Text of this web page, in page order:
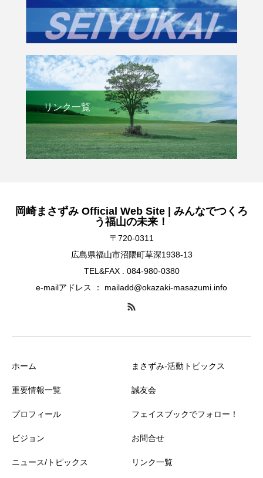
リンク一覧
岡崎まさずみ Official Web Site | みんなでつくろ
う福山の未来！
〒720-0311
広島県福山市沼隈町草深1938-13
TEL&FAX . 084-980-0380
e-mailアドレス ： mailadd@okazaki-masazumi.info
ホーム
重要情報一覧
プロフィール
ビジョン
ニュース/トピックス
まさずみ-活動トピックス
誠友会
フェイスブックでフォロー！
お問合せ
リンク一覧